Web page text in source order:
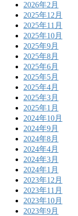
2026年2月
2025年12月
2025年11月
2025年10月
2025年9月
2025年8月
2025年6月
2025年5月
2025年4月
2025年3月
2025年1月
2024年10月
2024年9月
2024年8月
2024年4月
2024年3月
2024年1月
2023年12月
2023年11月
2023年10月
2023年9月